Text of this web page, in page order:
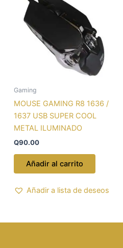
Gaming
MOUSE GAMING R8 1636 /
1637 USB SUPER COOL
METAL ILUMINADO
Q90.00
Añadir al carrito
Añadir a lista de deseos